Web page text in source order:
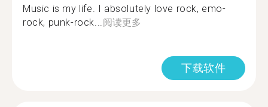
Music is my life. I absolutely love rock, emo-
rock, punk-rock...阅读更多
下载软件